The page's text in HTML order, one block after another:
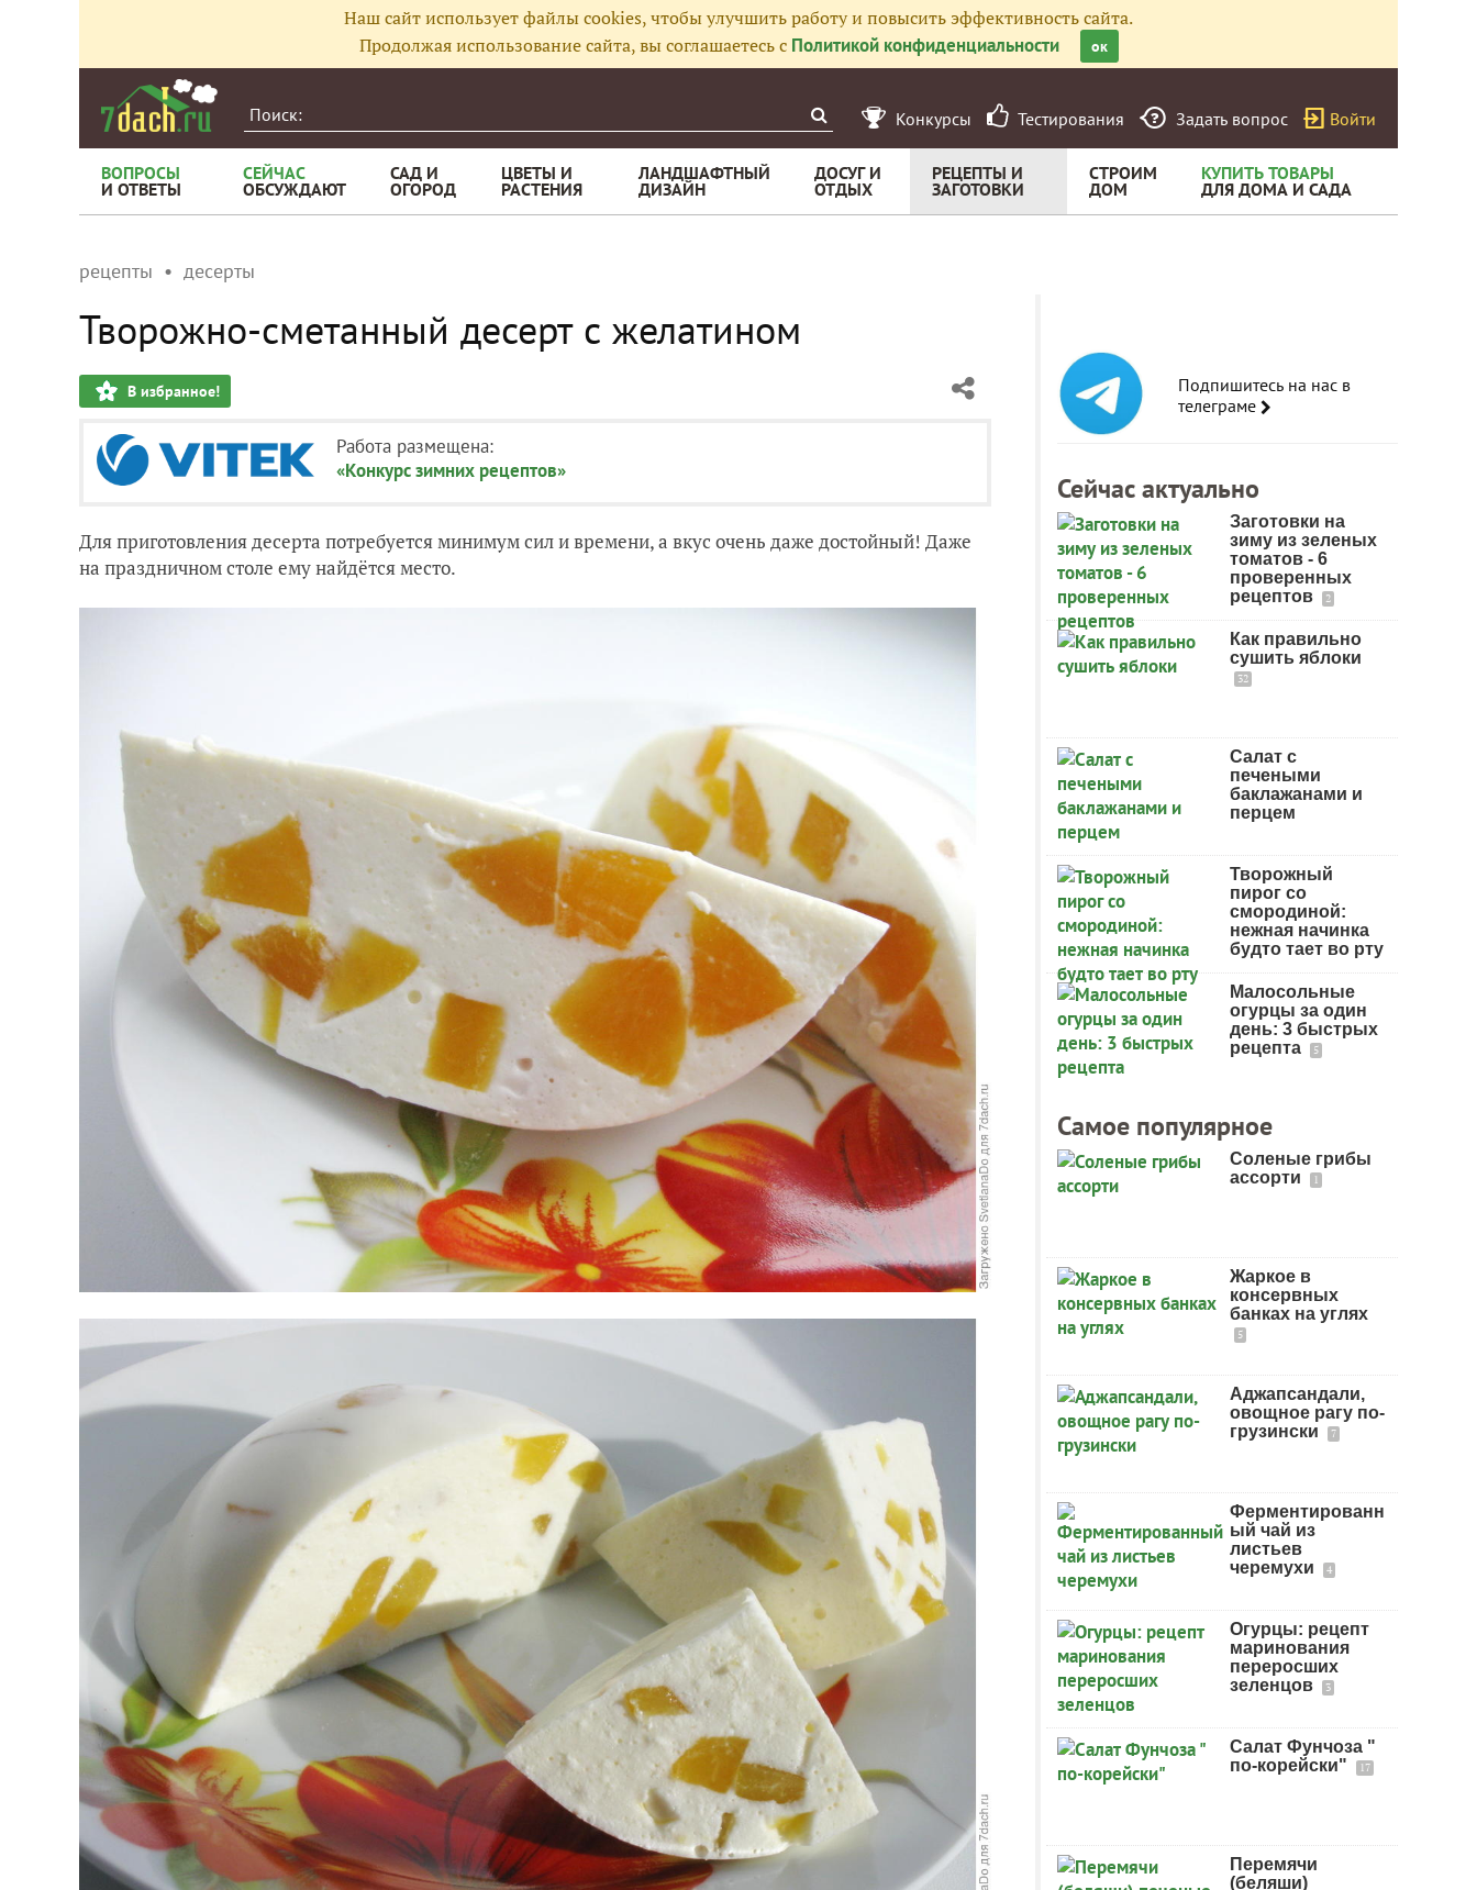
Наш сайт использует файлы cookies, чтобы улучшить работу и повысить эффективность сайта.
Продолжая использование сайта, вы соглашаетесь с Политикой конфиденциальности ок
Конкурсы Тестирования Задать вопрос Войти
ВОПРОСЫ
И ОТВЕТЫ
СЕЙЧАС
ОБСУЖДАЮТ
САД И
ОГОРОД
ЦВЕТЫ И
РАСТЕНИЯ
ЛАНДШАФТНЫЙ
ДИЗАЙН
ДОСУГ И
ОТДЫХ
РЕЦЕПТЫ И
ЗАГОТОВКИ
СТРОИМ
ДОМ
КУПИТЬ ТОВАРЫ
ДЛЯ ДОМА И САДА
рецепты десерты
Творожно-сметанный десерт с желатином
В избранное!
Работа размещена:
«Конкурс зимних рецептов»
Для приготовления десерта потребуется минимум сил и времени, а вкус очень даже достойный! Даже
на праздничном столе ему найдётся место.
Подпишитесь на нас в
телеграме
Сейчас актуально
Заготовки на
зиму из зеленых
томатов - 6
проверенных
рецептов
2
Как правильно
сушить яблоки
32
Салат с
печеными
баклажанами и
перцем
Творожный
пирог со
смородиной:
нежная начинка
будто тает во рту
Малосольные
огурцы за один
день: 3 быстрых
рецепта
5
Самое популярное
Соленые грибы
ассорти
1
Жаркое в
консервных
банках на углях
5
Аджапсандали,
овощное рагу по-
грузински
7
Ферментированн
ый чай из
листьев
черемухи
4
Огурцы: рецепт
маринования
переросших
зеленцов
3
Салат Фунчоза "
по-корейски"
17
Перемячи
(беляши)